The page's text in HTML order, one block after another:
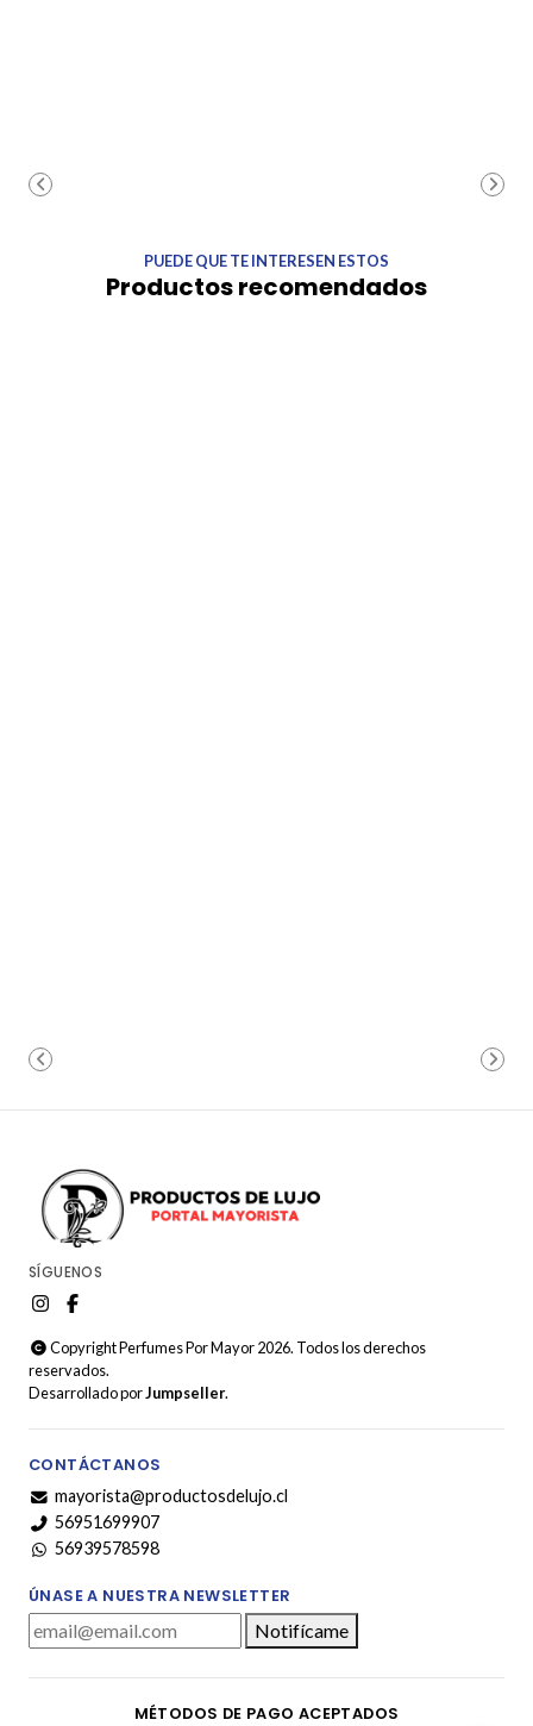
PUEDE QUE TE INTERESEN ESTOS
Productos recomendados
SÍGUENOS
Copyright Perfumes Por Mayor 2026. Todos los derechos
reservados.
Desarrollado porJumpseller.
CONTÁCTANOS
mayorista@productosdelujo.cl
56951699907
56939578598
ÚNASE A NUESTRA NEWSLETTER
Notifícame
MÉTODOS DE PAGO ACEPTADOS